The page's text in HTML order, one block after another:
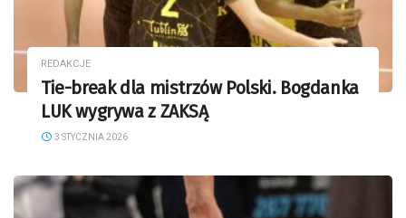
REDAKCJE
Tie-break dla mistrzów Polski. Bogdanka
LUK wygrywa z ZAKSĄ
3 STYCZNIA 2026